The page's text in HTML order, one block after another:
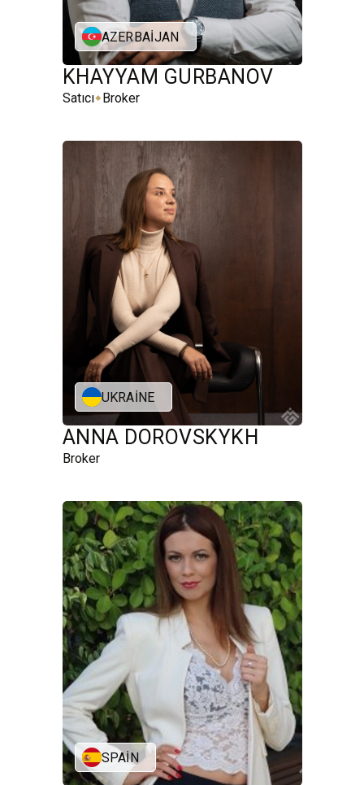
AZERBAIJAN
KHAYYAM GURBANOV
Satıcı⬥Broker
UKRAINE
ANNA DOROVSKYKH
Broker
SPAIN